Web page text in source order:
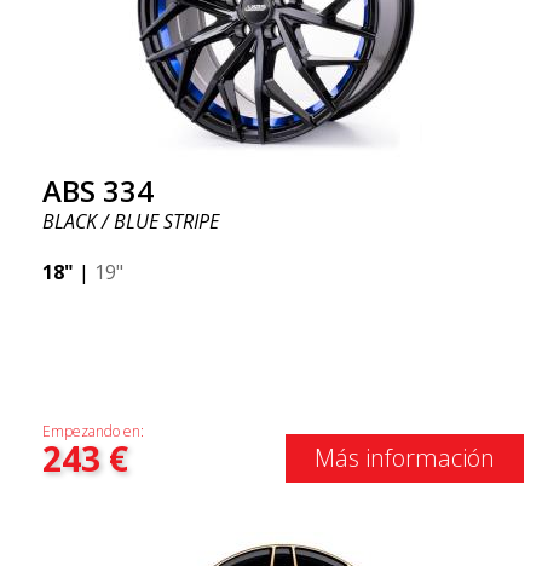
ABS 334
BLACK / BLUE STRIPE
18" | 19"
Empezando en:
243€ Más información